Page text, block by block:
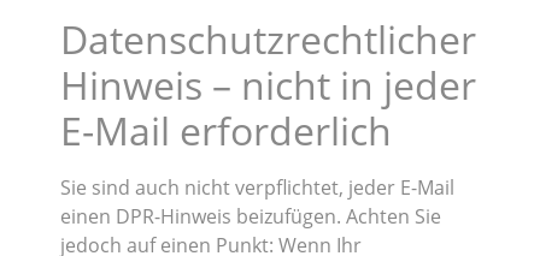
Datenschutzrechtlicher
Hinweis – nicht in jeder
E-Mail erforderlich
Sie sind auch nicht verpflichtet, jeder E-Mail
einen DPR-Hinweis beizufügen. Achten Sie
jedoch auf einen Punkt: Wenn Ihr